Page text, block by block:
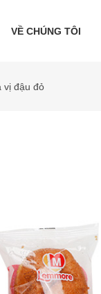
VỀ CHÚNG TÔI
vị đậu đỏ